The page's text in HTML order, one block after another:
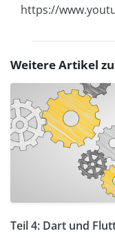
https://
Weitere Artikel
Teil 4: Dart und